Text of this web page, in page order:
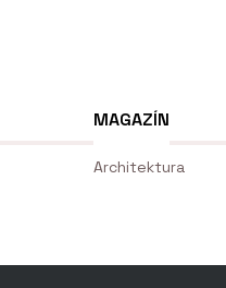
MAGAZÍN
Architektura